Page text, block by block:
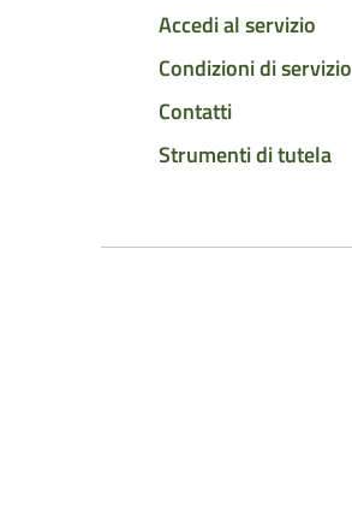
Accedi al servizio
Condizioni di servizio
Contatti
Strumenti di tutela